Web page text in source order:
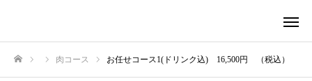
肉コース お任せコース1(ドリンク込) 16,500円 （税込）